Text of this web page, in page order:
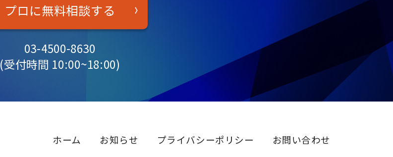
プロに無料相談する
03-4500-8630
(受付時間 10:00~18:00)
ホーム お知らせ プライバシーポリシー お問い合わせ